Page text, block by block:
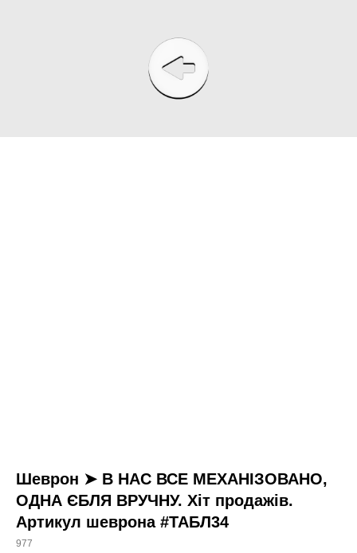
Шеврон ➤ В НАС ВСЕ МЕХАНІЗОВАНО,
ОДНА ЄБЛЯ ВРУЧНУ. Хіт продажів.
Артикул шеврона #ТАБЛ34
977